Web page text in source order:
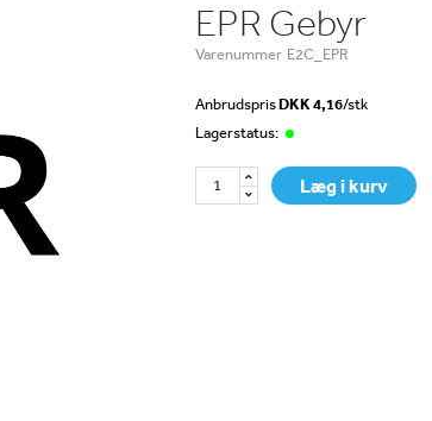
EPR Gebyr
Varenummer E2C_EPR
AnbrudsprisDKK 4,16/stk
Lagerstatus:
Læg i kurv